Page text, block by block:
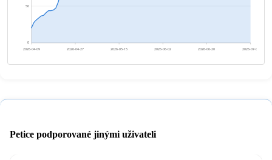
0
56
2026-04-09 2026-04-27 2026-05-15 2026-06-02 2026-06-20 2026-07-08
Petice podporované jinými uživateli